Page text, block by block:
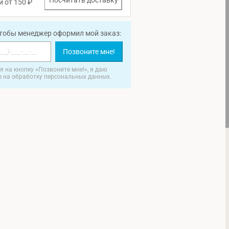
от 150 ₽
менеджер оформил мой заказ:
Позвоните мне!
на кнопку «Позвоните мне!», я даю
на обработку персональных данных.